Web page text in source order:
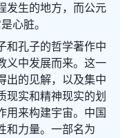
发生的地方，而公元
心脏。
和孔子的哲学著作中
义中发展而来。这一
出的见解，以及集中
现实和精神现实的划
用来构建宇宙。中国
和力量。一部名为